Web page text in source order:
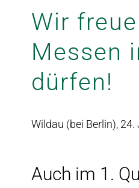
Wir
Messen
dürfen!
Wildau (bei Berlin),
Auch im 1.